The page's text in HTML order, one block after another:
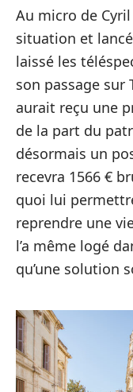
Au micro de
situation et lancé
laissé les
son passage sur
aurait reçu une
de la part du
désormais un
recevra 1566 €
quoi lui
reprendre une
l’a même logé
qu’une solution